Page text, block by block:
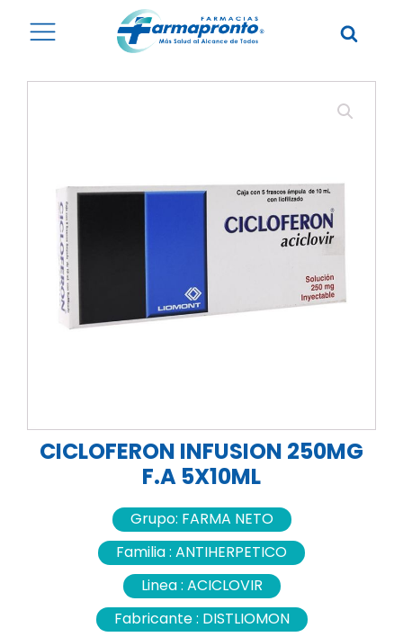
CICLOFERON INFUSION 250MG
F.A 5X10ML
Grupo: FARMA NETO
Familia : ANTIHERPETICO
Linea : ACICLOVIR
Fabricante : DISTLIOMON